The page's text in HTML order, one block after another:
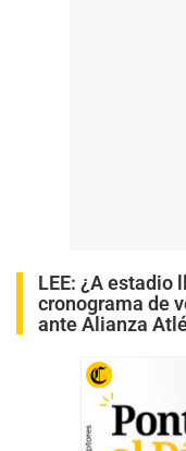
LEE: ¿A estadio
cronograma de
ante Alianza